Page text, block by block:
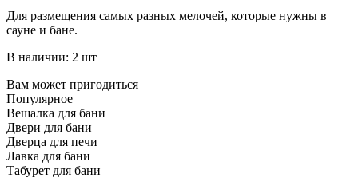
Для размещения самых разных мелочей, которые нужны в
сауне и бане.
В наличии: 2 шт
Вам может пригодиться
Популярное
Вешалка для бани
Двери для бани
Дверца для печи
Лавка для бани
Табурет для бани